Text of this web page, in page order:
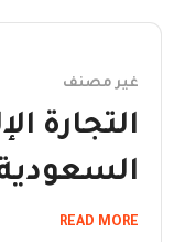
غير مصنف
التجارة
READ MORE